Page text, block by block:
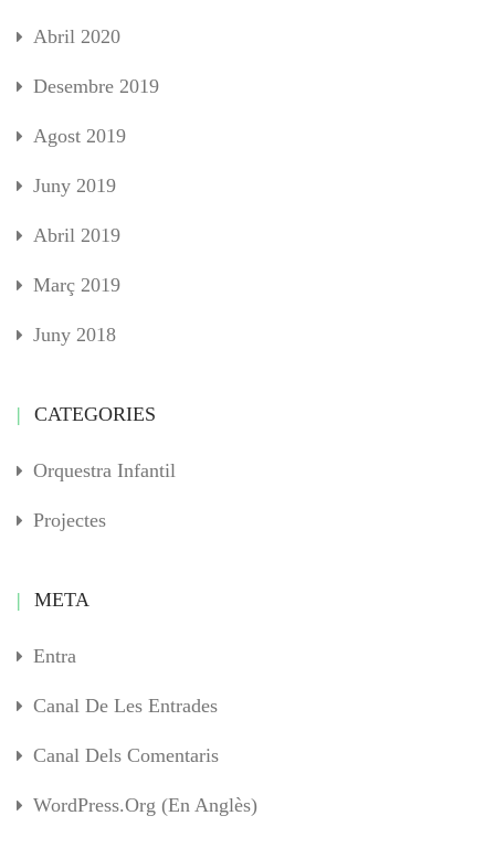
Abril 2020
Desembre 2019
Agost 2019
Juny 2019
Abril 2019
Març 2019
Juny 2018
CATEGORIES
Orquestra Infantil
Projectes
META
Entra
Canal De Les Entrades
Canal Dels Comentaris
WordPress.org (en Anglès)